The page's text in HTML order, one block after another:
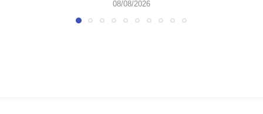
08/08/2026